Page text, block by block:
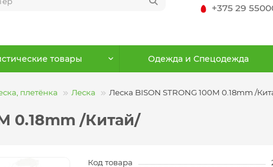
+375 29
товары Одежда и Спецодежда
плетёнка Леска Леска BISON STRONG 100M 0.18mm /
0.18mm /Китай/
Код товара